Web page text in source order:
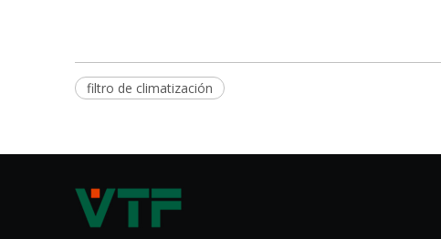
filtro de climatización